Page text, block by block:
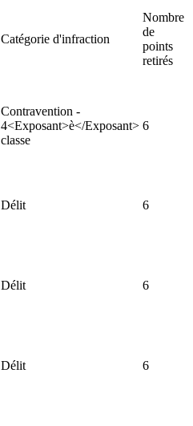
Catégorie d'infraction
Nombre
de
points
retirés
Contravention -
4<Exposant>è</Exposant>
classe
6
Délit 6
Délit 6
Délit 6